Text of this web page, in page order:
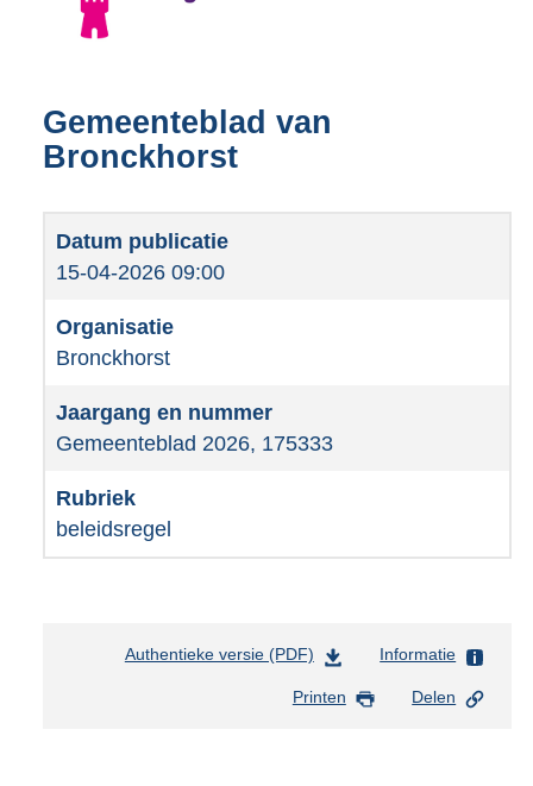
Gemeenteblad van
Bronckhorst
15-04-2026 09:00
Bronckhorst
Gemeenteblad 2026, 175333
beleidsregel
Authentieke versie (PDF)
s
Informatie
Printen Delen